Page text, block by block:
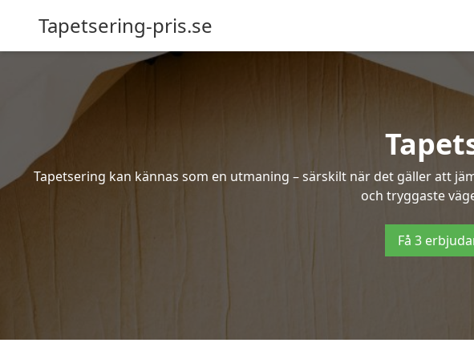
Tapetsering-pris.se
Tapetsering kan kännas som en utmaning – särskilt när det gäller att
och tryggaste
Få 3